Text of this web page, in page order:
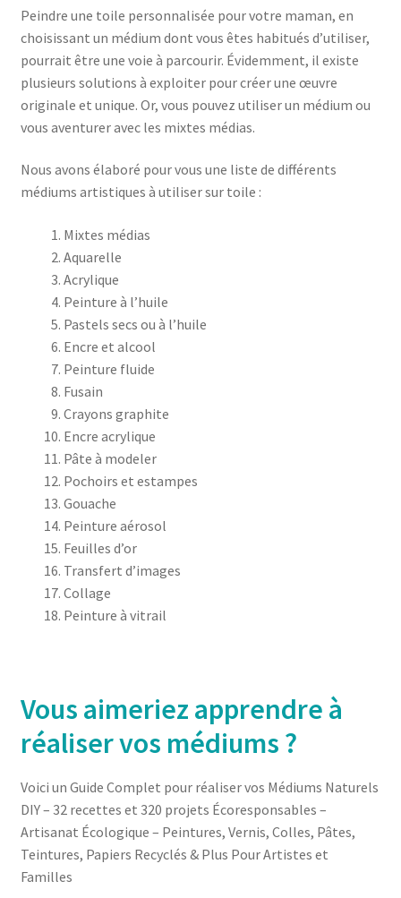
Peindre une toile personnalisée pour votre maman, en
choisissant un médium dont vous êtes habitués d’utiliser,
pourrait être une voie à parcourir. Évidemment, il existe
plusieurs solutions à exploiter pour créer une œuvre
originale et unique. Or, vous pouvez utiliser un médium ou
vous aventurer avec les mixtes médias.
Nous avons élaboré pour vous une liste de différents
médiums artistiques à utiliser sur toile :
Mixtes médias
Aquarelle
Acrylique
Peinture à l’huile
Pastels secs ou à l’huile
Encre et alcool
Peinture fluide
Fusain
Crayons graphite
Encre acrylique
Pâte à modeler
Pochoirs et estampes
Gouache
Peinture aérosol
Feuilles d’or
Transfert d’images
Collage
Peinture à vitrail
Vous aimeriez apprendre à
réaliser vos médiums ?
Voici un Guide Complet pour réaliser vos Médiums Naturels
DIY – 32 recettes et 320 projets Écoresponsables –
Artisanat Écologique – Peintures, Vernis, Colles, Pâtes,
Teintures, Papiers Recyclés & Plus Pour Artistes et
Familles